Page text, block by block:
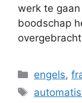
werk te
boodschap
engels,
Tags